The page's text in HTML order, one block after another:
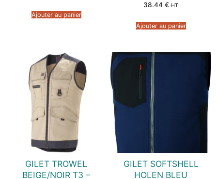
Ajouter au panier
38.44 € HT
Ajouter au panier
GILET TROWEL
BEIGE/NOIR T3 –
GILET SOFTSHELL
HOLEN BLEU